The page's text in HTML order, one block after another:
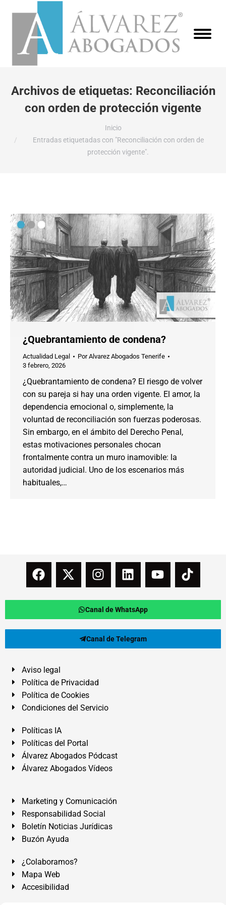
Archivos de etiquetas: Reconciliación
con orden de protección vigente
Inicio
Entradas etiquetadas con "Reconciliación con orden de
protección vigente".
¿Quebrantamiento de condena?
Actualidad Legal PorAlvarez Abogados Tenerife
3 febrero, 2026
¿Quebrantamiento de condena? El riesgo de volver
con su pareja si hay una orden vigente. El amor, la
dependencia emocional o, simplemente, la
voluntad de reconciliación son fuerzas poderosas.
Sin embargo, en el ámbito del Derecho Penal,
estas motivaciones personales chocan
frontalmente contra un muro inamovible: la
autoridad judicial. Uno de los escenarios más
habituales,…
Canal de WhatsApp
Canal de Telegram
Aviso legal
Política de Privacidad
Política de Cookies
Condiciones del Servicio
Políticas IA
Políticas del Portal
Álvarez Abogados Pódcast
Álvarez Abogados Vídeos
Marketing y Comunicación
Responsabilidad Social
Boletín Noticias Jurídicas
Buzón Ayuda
¿Colaboramos?
Mapa Web
Accesibilidad